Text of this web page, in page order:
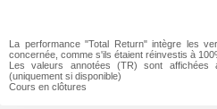
La performance "Total Return" intègre les
concernée, comme s'ils étaient réinvestis à
Les valeurs annotées (TR) sont affichées
(uniquement si disponible)
Cours en clôtures